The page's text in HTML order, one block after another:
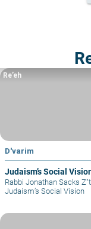
D'varim
Judaism’s Social
Re’eh
Rabbi Jonathan Sacks Z"tl
Judaism’s Social Vision